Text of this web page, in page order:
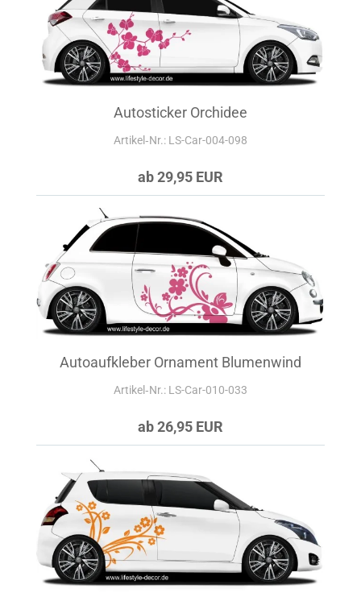
Autosticker Orchidee
Artikel‑Nr.: LS-Car-004-098
ab 29,95 EUR
Autoaufkleber Ornament Blumenwind
Artikel‑Nr.: LS-Car-010-033
ab 26,95 EUR